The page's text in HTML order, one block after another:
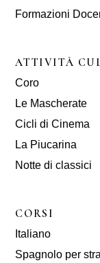
Formazioni
ATTIVITÀ
Coro
Le Mascherate
Cicli di Cinema
La Piucarina
Notte di classici
CORSI
Italiano
Spagnolo per